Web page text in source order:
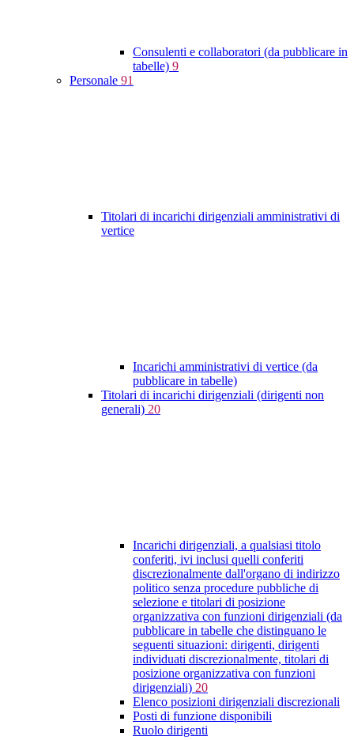
Consulenti e collaboratori (da pubblicare in
tabelle) 9
Personale 91
Titolari di incarichi dirigenziali amministrativi di
vertice
Incarichi amministrativi di vertice (da
pubblicare in tabelle)
Titolari di incarichi dirigenziali (dirigenti non
generali) 20
Incarichi dirigenziali, a qualsiasi titolo
conferiti, ivi inclusi quelli conferiti
discrezionalmente dall'organo di indirizzo
politico senza procedure pubbliche di
selezione e titolari di posizione
organizzativa con funzioni dirigenziali (da
pubblicare in tabelle che distinguano le
seguenti situazioni: dirigenti, dirigenti
individuati discrezionalmente, titolari di
posizione organizzativa con funzioni
dirigenziali) 20
Elenco posizioni dirigenziali discrezionali
Posti di funzione disponibili
Ruolo dirigenti